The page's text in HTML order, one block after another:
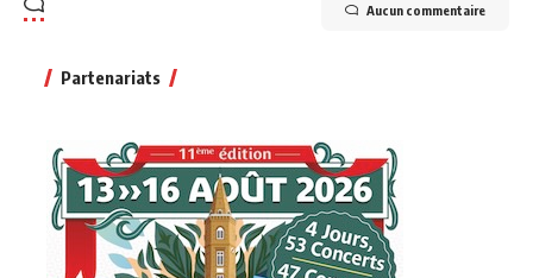
Aucun commentaire
Partenariats